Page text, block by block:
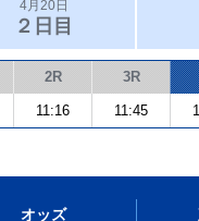
4月20日
２日目
2R 3R
11:16 11:45
オッズ